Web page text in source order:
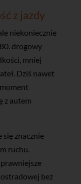
z jazdy
niekoniecznie
drogowy
mniej
Dziś nawet
z autem
się znacznie
ruchu.
bez